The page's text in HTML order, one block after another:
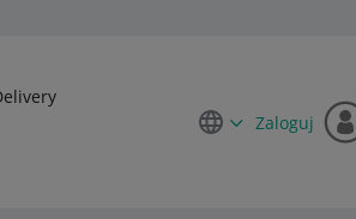
Zaloguj